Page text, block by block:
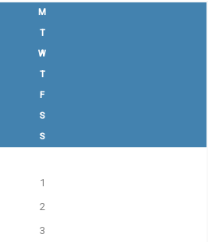
M
T
W
T
F
S
S
1
2
3